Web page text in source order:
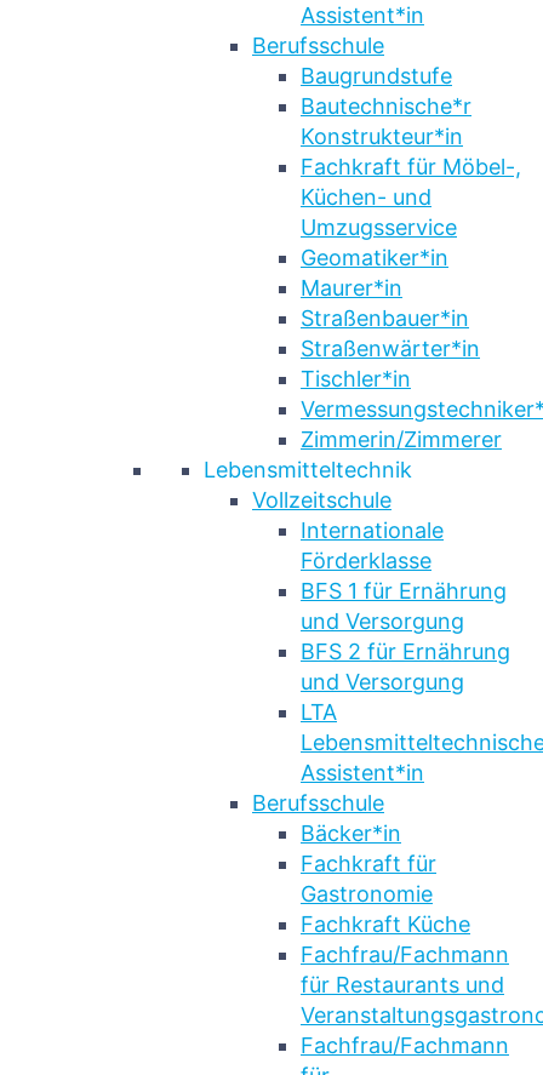
Assistent*in
Berufsschule
Baugrundstufe
Bautechnische*r
Konstrukteur*in
Fachkraft für Möbel-,
Küchen- und
Umzugsservice
Geomatiker*in
Maurer*in
Straßenbauer*in
Straßenwärter*in
Tischler*in
Zimmerin/Zimmerer
Lebensmitteltechnik
Vollzeitschule
Internationale
Förderklasse
BFS 1 für Ernährung
und Versorgung
BFS 2 für Ernährung
und Versorgung
LTA
Assistent*in
Berufsschule
Bäcker*in
Fachkraft für
Gastronomie
Fachkraft Küche
Fachfrau/Fachmann
für Restaurants und
Fachfrau/Fachmann